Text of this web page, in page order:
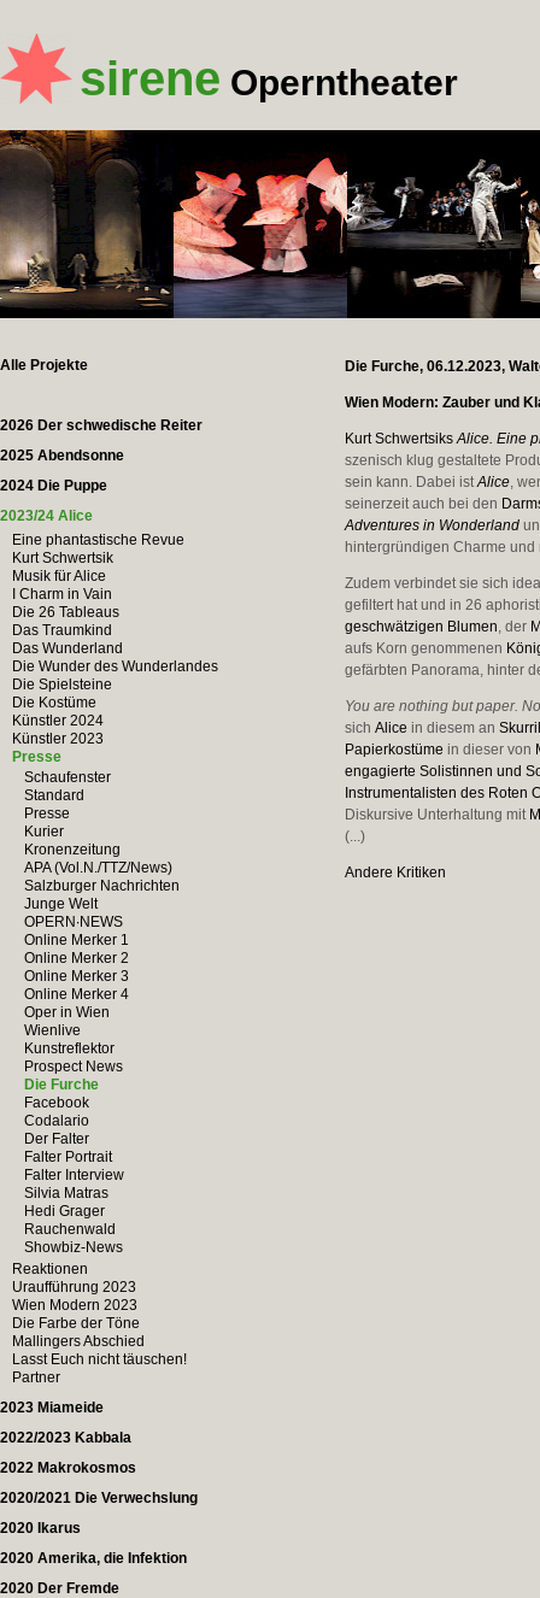
sirene Operntheater
Alle Projekte
2026 Der schwedische Reiter
2025 Abendsonne
2024 Die Puppe
2023/24 Alice
Eine phantastische Revue
Kurt Schwertsik
Musik für Alice
I Charm in Vain
Die 26 Tableaus
Das Traumkind
Das Wunderland
Die Wunder des Wunderlandes
Die Spielsteine
Die Kostüme
Künstler 2024
Künstler 2023
Presse
Schaufenster
Standard
Presse
Kurier
Kronenzeitung
APA (Vol.N./TTZ/News)
Salzburger Nachrichten
Junge Welt
OPERN∙NEWS
Online Merker 1
Online Merker 2
Online Merker 3
Online Merker 4
Oper in Wien
Wienlive
Kunstreflektor
Prospect News
Die Furche
Facebook
Codalario
Der Falter
Falter Portrait
Falter Interview
Silvia Matras
Hedi Grager
Rauchenwald
Showbiz-News
Reaktionen
Uraufführung 2023
Wien Modern 2023
Die Farbe der Töne
Mallingers Abschied
Lasst Euch nicht täuschen!
Partner
2023 Miameide
2022/2023 Kabbala
2022 Makrokosmos
2020/2021 Die Verwechslung
2020 Ikarus
2020 Amerika, die Infektion
2020 Der Fremde
Die Furche, 06.12.2023,
Wien Modern: Zauber und
Kurt Schwertsiks Alice. Eine
szenisch klug gestaltete
sein kann. Dabei istAlice,
seinerzeit auch bei den
Adventures in Wonderland
hintergründigen Charme
Zudem verbindet sie sich
gefiltert hat und in 26
geschwätzigen Blumen, der
aufs Korn genommenen
gefärbten Panorama, hinter
You are nothing but paper.
sichAlice in diesem an
Papierkostüme in dieser von
engagierte Solistinnen und
Instrumentalisten des Roten
Diskursive Unterhaltung mit
(...)
Andere Kritiken